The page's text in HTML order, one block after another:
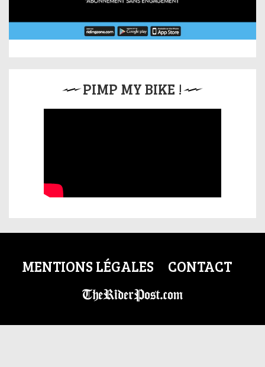
PIMP MY BIKE !
MENTIONS LÉGALES CONTACT